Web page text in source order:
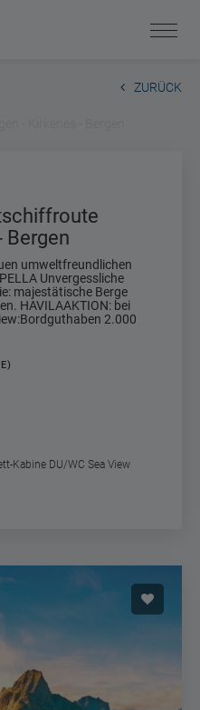
ZURÜCK
Bergen
umweltfreundlichen
Unvergessliche
majestätische Berge
HAVILAAKTION: bei
2.000
Kabine DU/WC Sea View